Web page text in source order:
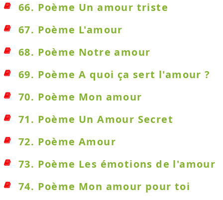
66. Poème Un amour triste
67. Poème L'amour
68. Poème Notre amour
69. Poème A quoi ça sert l'amour ?
70. Poème Mon amour
71. Poème Un Amour Secret
72. Poème Amour
73. Poème Les émotions de l'amour
74. Poème Mon amour pour toi